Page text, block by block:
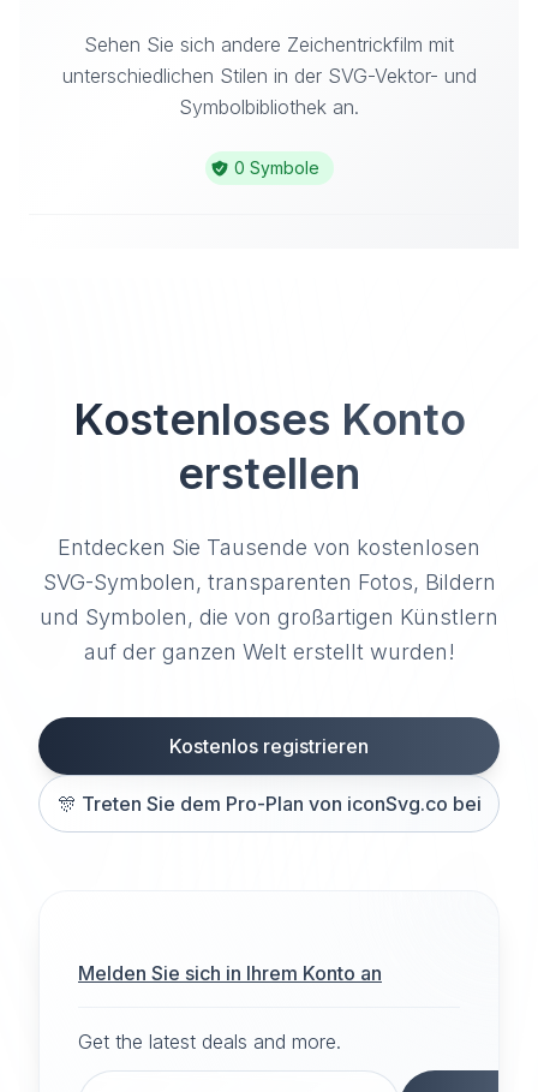
Sehen Sie sich andere Zeichentrickfilm mit
unterschiedlichen Stilen in der SVG-Vektor- und
Symbolbibliothek an.
0 Symbole
Kostenloses Konto
erstellen
Entdecken Sie Tausende von kostenlosen
SVG-Symbolen, transparenten Fotos, Bildern
und Symbolen, die von großartigen Künstlern
auf der ganzen Welt erstellt wurden!
Kostenlos registrieren
🎊 Treten Sie dem Pro-Plan von iconSvg.co bei
Melden Sie sich in Ihrem Konto an
Get the latest deals and more.